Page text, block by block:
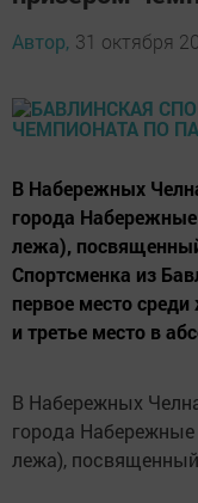
Автор, 31 октября
В Набережных
города
лежа),
Спортсменка из
первое место
и третье место в
В Набережных
города
лежа),